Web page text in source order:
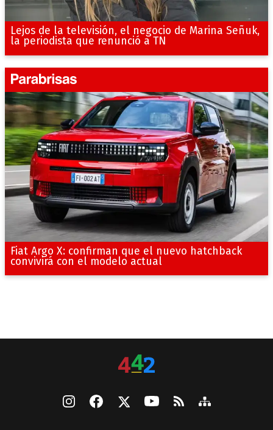
Lejos de la televisión, el negocio de Marina Señuk,
la periodista que renunció a TN
Fiat Argo X: confirman que el nuevo hatchback
convivirá con el modelo actual